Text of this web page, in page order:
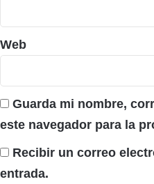
Web
Guarda mi nombre,
este navegador para la
Recibir un correo
entrada.